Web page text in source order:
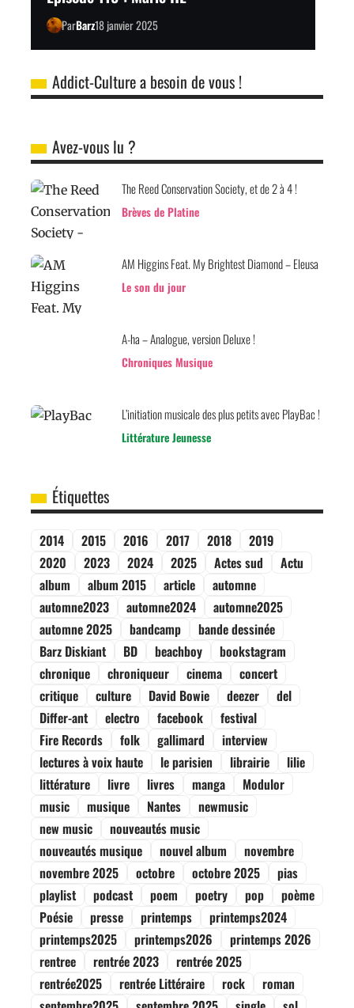
ParBarz18 janvier 2025
Addict-Culture a besoin de vous !
Avez-vous lu ?
The Reed Conservation Society, et de 2 à 4 !
Brèves de Platine
AM Higgins Feat. My Brightest Diamond – Eleusa
Le son du jour
A-ha – Analogue, version Deluxe !
Chroniques Musique
L’initiation musicale des plus petits avec PlayBac !
Littérature Jeunesse
Étiquettes
2014 2015 2016 2017 2018
2019
2020
2023 2024 2025 Actes sud
Actu
album
album 2015 article
automne
automne2023
automne2024
automne2025
automne 2025
bandcamp
bande dessinée
Barz Diskiant
BD beachboy
bookstagram
chronique
chroniqueur cinema
concert
critique
culture David Bowie deezer
del
Differ-ant
electro facebook
festival
Fire Records
folk gallimard
interview
lectures à voix haute
le parisien librairie
lilie
littérature
livre livres manga
Modulor
music
musique Nantes
newmusic
new music
nouveautés music
nouveautés musique
nouvel album
novembre
novembre 2025
octobre octobre 2025
pias
playlist
podcast poem poetry pop
poème
Poésie
presse printemps
printemps2024
printemps2025
printemps2026
printemps 2026
rentree
rentrée 2023
rentrée 2025
rentrée2025
rentrée Littéraire rock
roman